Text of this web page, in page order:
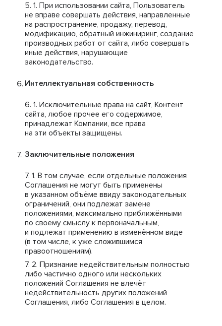
При использовании сайта, Пользователь
не вправе совершать действия, направленные
на распространение, продажу, перевод,
модификацию, обратный инжиниринг, создание
производных работ от сайта, либо совершать
иные действия, нарушающие
законодательство.
Интеллектуальная собственность
Исключительные права на сайт, Контент
сайта, любое прочее его содержимое,
принадлежат Компании, все права
на эти объекты защищены.
Заключительные положения
В том случае, если отдельные положения
Соглашения не могут быть применены
в указанном объёме ввиду законодательных
ограничений, они подлежат замене
положениями, максимально приближёнными
по своему смыслу к первоначальным,
и подлежат применению в изменённом виде
(в том числе, к уже сложившимся
правоотношениям).
Признание недействительным полностью
либо частично одного или нескольких
положений Соглашения не влечёт
недействительность других положений
Соглашения, либо Соглашения в целом.